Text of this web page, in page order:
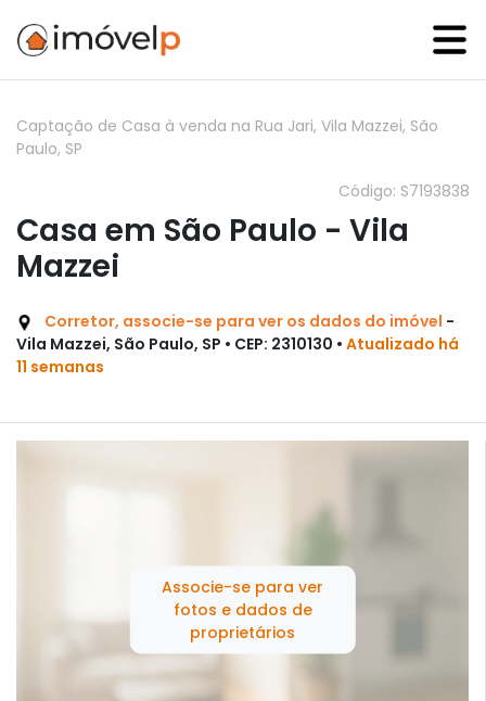
Captação de Casa à venda na Rua Jari, Vila Mazzei, São
Paulo, SP
Código: S7193838
Casa em São Paulo - Vila
Mazzei
Corretor, associe-se para ver os dados do imóvel -
Vila Mazzei, São Paulo, SP • CEP: 2310130 • Atualizado há
11 semanas
Associe-se para ver
fotos e dados de
proprietários